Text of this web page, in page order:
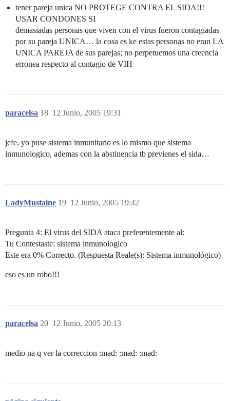
tener pareja unica NO PROTEGE CONTRA EL SIDA!!!
USAR CONDONES SI
demasiadas personas que viven con el virus fueron contagiadas
por su pareja UNICA… la cosa es ke estas personas no eran LA
UNICA PAREJA de sus parejas; no perpetuemos una creencia
erronea respecto al contagio de VIH
paracelsa 12 Junio, 2005 19:31
18
jefe, yo puse sistema inmunitario es lo mismo que sistema
inmunologico, ademas con la abstinencia tb previenes el sida…
LadyMustaine 12 Junio, 2005 19:42
19
Pregunta 4: El virus del SIDA ataca preferentemente al:
Tu Contestaste: sistema inmunologico
Este era 0% Correcto. (Respuesta Reale(s): Sistema inmunológico)
eso es un robo!!!
paracelsa 12 Junio, 2005 20:13
20
medio na q ver la correccion :mad: :mad: :mad: